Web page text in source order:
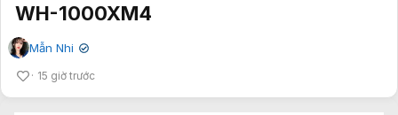
WH-1000XM4
Mẫn Nhi ✔
15 giờ trước